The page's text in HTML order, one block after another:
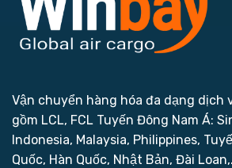
Vận chuyển hàng hóa đa dạng dịch
gồm LCL, FCL Tuyến Đông Nam Á:
Indonesia, Malaysia, Philippines,
Quốc, Hàn Quốc, Nhật Bản, Đài